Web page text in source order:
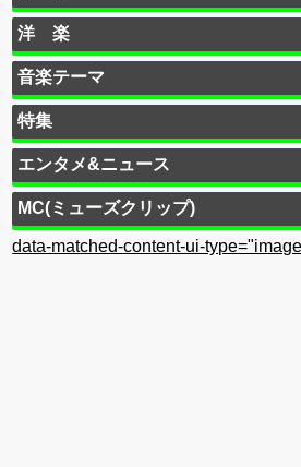
洋 楽
音楽テーマ
特集
エンタメ&ニュース
MC(ミューズクリップ)
data-matched-content-ui-